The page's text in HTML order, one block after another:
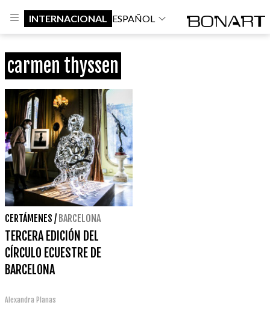
INTERNACIONAL ESPAÑOL
carmen thyssen
CERTÁMENES / BARCELONA
TERCERA EDICIÓN DEL
CÍRCULO ECUESTRE DE
BARCELONA
Alexandra Planas